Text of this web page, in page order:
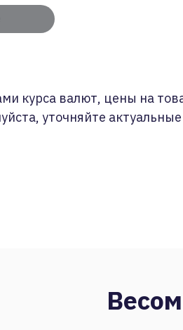
курса валют, цены на
уточняйте